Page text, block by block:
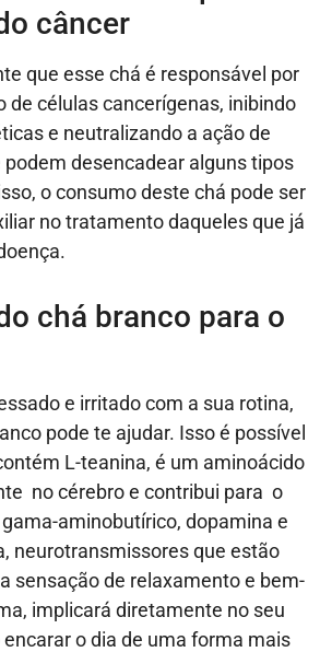
câncer
que esse chá é responsável por
de células cancerígenas, inibindo
e neutralizando a ação de
podem desencadear alguns tipos
o consumo deste chá pode ser
no tratamento daqueles que já
chá branco para o
e irritado com a sua rotina,
pode te ajudar. Isso é possível
L-teanina, é um aminoácido
no cérebro e contribui para o
aminobutírico, dopamina e
neurotransmissores que estão
sensação de relaxamento e bem-
implicará diretamente no seu
o dia de uma forma mais